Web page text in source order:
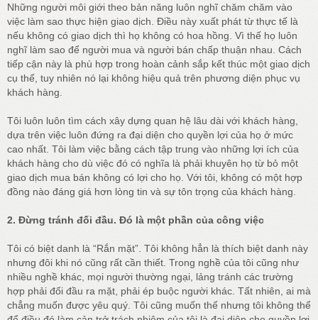
Những người môi giới theo bản năng luôn nghĩ chăm chăm vào
việc làm sao thực hiện giao dịch. Điều này xuất phát từ thực tế là
nếu không có giao dịch thì họ không có hoa hồng. Vì thế họ luôn
nghĩ làm sao để người mua và người bán chấp thuận nhau. Cách
tiếp cận này là phù hợp trong hoàn cảnh sắp kết thúc một giao dịch
cụ thể, tuy nhiên nó lại không hiệu quả trên phương diện phục vụ
khách hàng.
Tôi luôn luôn tìm cách xây dựng quan hệ lâu dài với khách hàng,
dựa trên việc luôn đứng ra đại diện cho quyền lợi của họ ở mức
cao nhất. Tôi làm việc bằng cách tập trung vào những lợi ích của
khách hàng cho dù việc đó có nghĩa là phải khuyên họ từ bỏ một
giao dịch mua bán không có lợi cho họ. Với tôi, không có một hợp
đồng nào đáng giá hơn lòng tin và sự tôn trọng của khách hàng.
2. Đừng tránh đối đầu. Đó là một phần của công việc
Tôi có biệt danh là “Rắn mặt”. Tôi không hẳn là thích biệt danh này
nhưng đôi khi nó cũng rất cần thiết. Trong nghề của tôi cũng như
nhiều nghề khác, mọi người thường ngại, lảng tránh các trường
hợp phải đối đầu ra mặt, phải ép buộc người khác. Tất nhiên, ai mà
chẳng muốn được yêu quý. Tôi cũng muốn thế nhưng tôi không thể